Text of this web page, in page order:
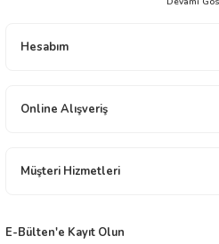
sektöründe faaliyet göstermektedir. Çikolata,
anlayışını harmanlayarak, ticaretin zaman
Hesabım
Online Alışveriş
Müşteri Hizmetleri
E-Bülten'e Kayıt Olun